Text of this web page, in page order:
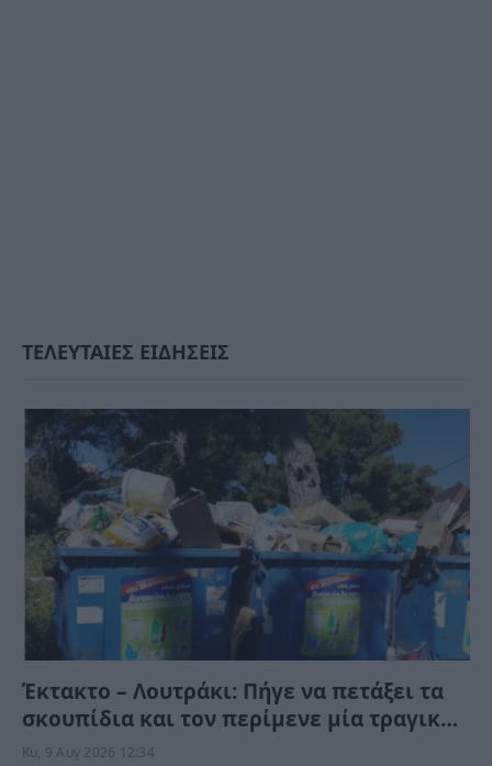
ΤΕΛΕΥΤΑΙΕΣ ΕΙΔΗΣΕΙΣ
Έκτακτο – Λουτράκι: Πήγε να πετάξει τα
σκουπίδια και τον περίμενε μία τραγική
στιγμή
Κυ, 9 Αυγ 2026 12:34